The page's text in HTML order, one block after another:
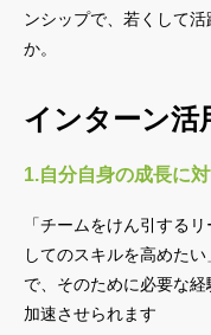
ンシップで、若くして
か。
インターン活
1.自分自身の成長に
「チームをけん引する
してのスキルを高めた
で、そのために必要な
加速させられます